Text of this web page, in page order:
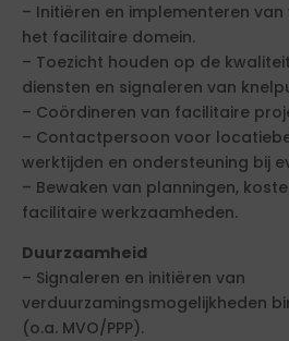
– Initiëren en implementeren
het facilitaire domein.
– Toezicht houden op de
diensten en signaleren van
– Coördineren van facilitaire
– Contactpersoon voor
werktijden en ondersteuning bij
– Bewaken van planningen,
facilitaire werkzaamheden.
Duurzaamheid
– Signaleren en initiëren van
verduurzamingsmogelijkheden
(o.a. MVO/PPP).